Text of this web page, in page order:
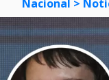
Nacional >